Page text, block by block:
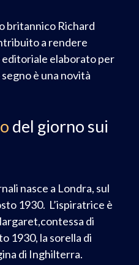
britannico Richard
a rendere
elaborato per
è una novità
del giorno sui
nasce a Londra, sul
1930. L’ispiratrice è
di
1930, la sorella di
di Inghilterra.